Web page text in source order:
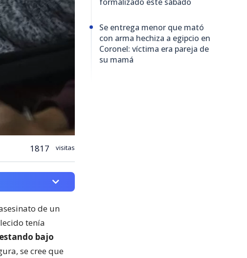
1817 visitas
de un
tenía
estando bajo
se cree que
Se entrega menor que mató
con arma hechiza a egipcio en
Coronel: víctima era pareja de
su mamá